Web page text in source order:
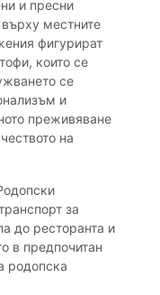
и пресни
местните
фигурират
които се
се
и
преживяване
на
за
до ресторанта и
в предпочитан
родопска